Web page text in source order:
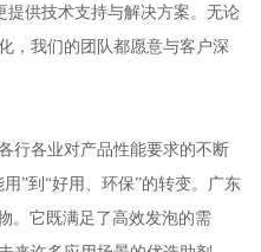
提供技术支持与解决方案。无论
，我们的团队都愿意与客户深
行各业对产品性能要求的不断
”到“好用、环保”的转变。广东
。它既满足了高效发泡的需